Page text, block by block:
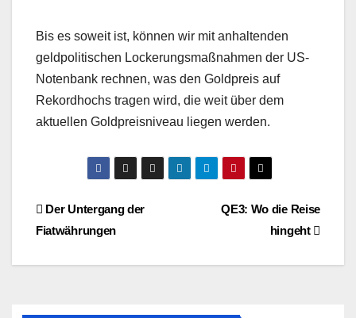
Bis es soweit ist, können wir mit anhaltenden
geldpolitischen Lockerungsmaßnahmen der US-
Notenbank rechnen, was den Goldpreis auf
Rekordhochs tragen wird, die weit über dem
aktuellen Goldpreisniveau liegen werden.
BeitragsnavigationQE3: Wo die Reise
hingeht
Der Untergang der
Fiatwährungen